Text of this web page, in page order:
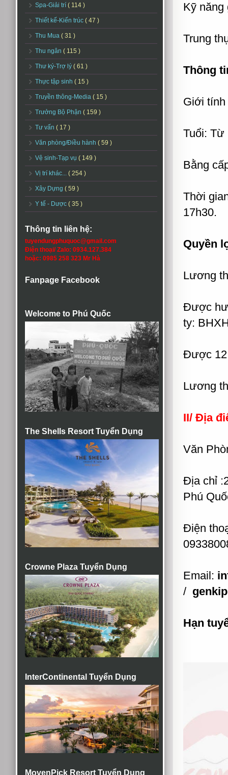
Spa-Giải trí ( 114 )
Thiết kế-Kiến trúc ( 47 )
Thu Mua ( 31 )
Thu ngân ( 115 )
Thư ký-Trợ lý ( 61 )
Thực tập sinh ( 15 )
Truyền thông-Media ( 15 )
Trưởng Bộ Phận ( 159 )
Tư vấn ( 17 )
Văn phòng/Điều hành ( 59 )
Vệ sinh-Tạp vụ ( 149 )
Vị trí khác... ( 254 )
Xây Dựng ( 59 )
Y tế - Dược ( 35 )
Thông tin liên hệ:
tuyendungphuquoc@gmail.com
Điện thoại/ Zalo: 0934.127.384
hoặc: 0985 258 323 Mr Hà
Fanpage Facebook
Welcome to Phú Quốc
The Shells Resort Tuyển Dụng
Crowne Plaza Tuyển Dụng
InterContinental Tuyển Dụng
MovenPick Resort Tuyển Dụng
Kỹ năng
Trung
Thông
Giới
Tuổi: Từ
Bằng
Thời
17h30.
Quyền
Lương
Được
ty:
Được 12
Lương
II/ Địa
Văn
Địa chỉ
Phú
Điện
Email:
/
Hạn